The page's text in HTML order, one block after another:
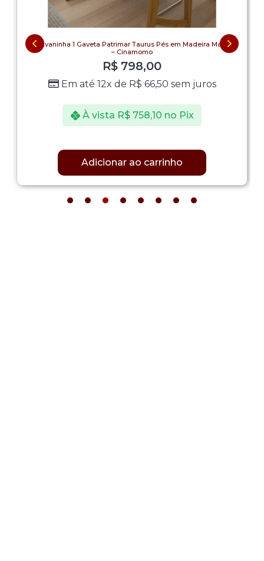
Escrivaninha 1 Gaveta Patrimar Taurus Pés em Madeira Maciça
– Cinamomo
R$ 798,00
Em até 12x de R$ 66,50 sem juros
À vista R$758,10 no Pix
Adicionar ao carrinho